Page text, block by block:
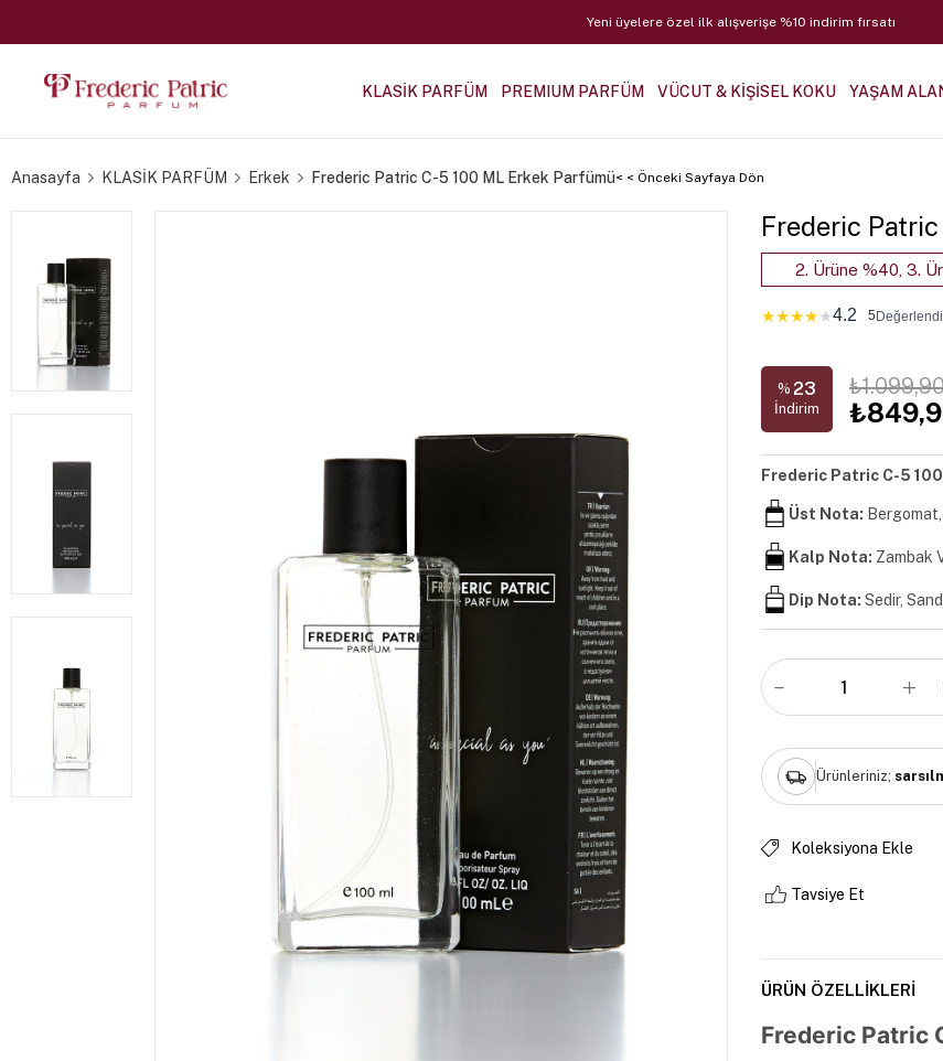
Yeni üyelere özel ilk alışverişe %10 indirim fırsatı
KLASİK PARFÜM PREMIUM PARFÜM VÜCUT & KİŞİSEL KOKU YAŞAM
Anasayfa KLASİK PARFÜM Erkek Frederic Patric C-5 100 ML Erkek Parfümü< < Önceki Sayfaya Dön
Frederic
2. Ürüne %40, 3.
★★★★★4.2 5
% 23
İndirim
Frederic Patric C-5
Üst Nota:
Kalp Nota: Zambak
Dip Nota: Sedir,
Ürünleriniz;
Koleksiyona Ekle
Tavsiye Et
ÜRÜN ÖZELLIKLERI
Frederic Patric